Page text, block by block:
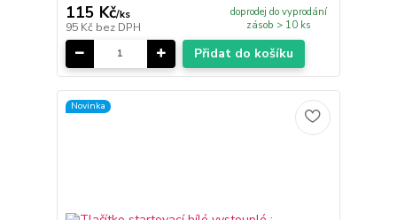
115 Kč/ks
95 Kč bez DPH
doprodej do vyprodání
zásob > 10 ks
Přidat do košíku
Novinka